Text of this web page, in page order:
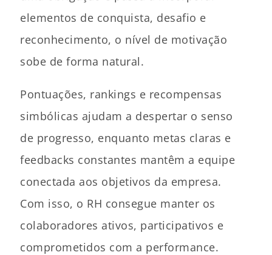
elementos de conquista, desafio e
reconhecimento, o nível de motivação
sobe de forma natural.
Pontuações, rankings e recompensas
simbólicas ajudam a despertar o senso
de progresso, enquanto metas claras e
feedbacks constantes mantêm a equipe
conectada aos objetivos da empresa.
Com isso, o RH consegue manter os
colaboradores ativos, participativos e
comprometidos com a performance.